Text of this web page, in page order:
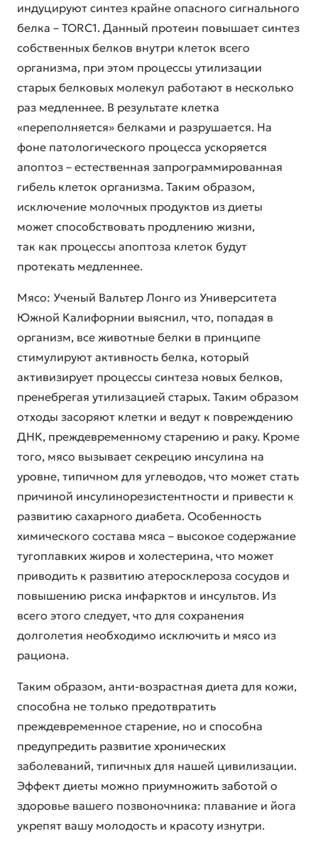
индуцируют синтез крайне опасного сигнального
белка – TORC1. Данный протеин повышает синтез
собственных белков внутри клеток всего
организма, при этом процессы утилизации
старых белковых молекул работают в несколько
раз медленнее. В результате клетка
«переполняется» белками и разрушается. На
фоне патологического процесса ускоряется
апоптоз – естественная запрограммированная
гибель клеток организма. Таким образом,
исключение молочных продуктов из диеты
может способствовать продлению жизни,
так как процессы апоптоза клеток будут
протекать медленнее.
Мясо: Ученый Вальтер Лонго из Университета
Южной Калифорнии выяснил, что, попадая в
организм, все животные белки в принципе
стимулируют активность белка, который
активизирует процессы синтеза новых белков,
пренебрегая утилизацией старых. Таким образом
отходы засоряют клетки и ведут к повреждению
ДНК, преждевременному старению и раку. Кроме
того, мясо вызывает секрецию инсулина на
уровне, типичном для углеводов, что может стать
причиной инсулинорезистентности и привести к
развитию сахарного диабета. Особенность
химического состава мяса – высокое содержание
тугоплавких жиров и холестерина, что может
приводить к развитию атеросклероза сосудов и
повышению риска инфарктов и инсультов. Из
всего этого следует, что для сохранения
долголетия необходимо исключить и мясо из
рациона.
Таким образом, анти-возрастная диета для кожи,
способна не только предотвратить
преждевременное старение, но и способна
предупредить развитие хронических
заболеваний, типичных для нашей цивилизации.
Эффект диеты можно приумножить заботой о
здоровье вашего позвоночника: плавание и йога
укрепят вашу молодость и красоту изнутри.